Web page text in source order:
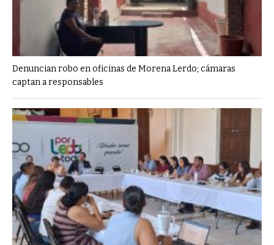
Denuncian robo en oficinas de Morena Lerdo; cámaras
captan a responsables